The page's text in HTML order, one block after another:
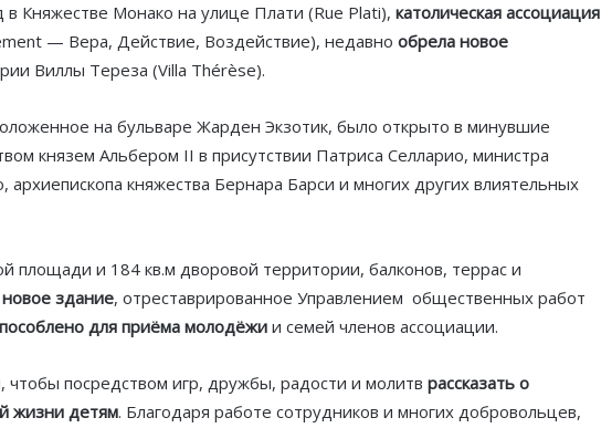
в Княжестве Монако на улице Плати (Rue Plati), католическая ассоциация
— Вера, Действие, Воздействие), недавно обрела новое
Виллы Тереза (Villa Thérèse).
на бульваре Жарден Экзотик, было открыто в минувшие
князем Альбером II в присутствии Патриса Селларио, министра
княжества Бернара Барси и многих других влиятельных
площади и 184 кв.м дворовой территории, балконов, террас и
новое здание, отреставрированное Управлением общественных работ
для приёма молодёжи и семей членов ассоциации.
чтобы посредством игр, дружбы, радости и молитв рассказать о
жизни детям. Благодаря работе сотрудников и многих добровольцев,